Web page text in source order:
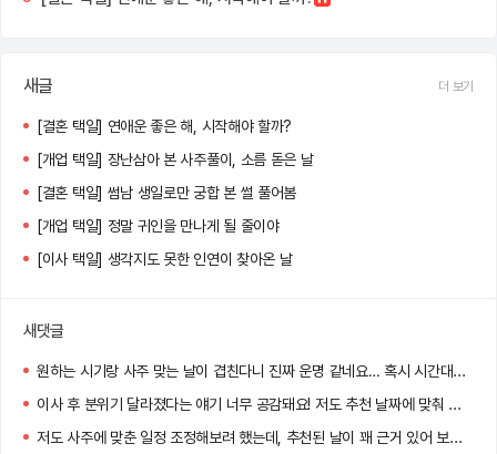
새글 더 보기
[결혼 택일] 연애운 좋은 해, 시작해야 할까?
[개업 택일] 장난삼아 본 사주풀이, 소름 돋은 날
[결혼 택일] 썸남 생일로만 궁합 본 썰 풀어봄
[개업 택일] 정말 귀인을 만나게 될 줄이야
[이사 택일] 생각지도 못한 인연이 찾아온 날
새댓글
원하는 시기랑 사주 맞는 날이 겹친다니 진짜 운명 같네요… 혹시 시간대도 같이 추천되던가요?
이사 후 분위기 달라졌다는 얘기 너무 공감돼요! 저도 추천 날짜에 맞춰 이사했는데 신기하게 일이 잘 풀리더라고요.
저도 사주에 맞춘 일정 조정해보려 했는데, 추천된 날이 꽤 근거 있어 보여서 고민 중이에요. 도움 많이 될 것 같아요!